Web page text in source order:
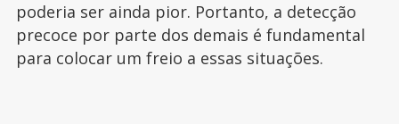
poderia ser ainda pior. Portanto, a detecção
precoce por parte dos demais é fundamental
para colocar um freio a essas situações.